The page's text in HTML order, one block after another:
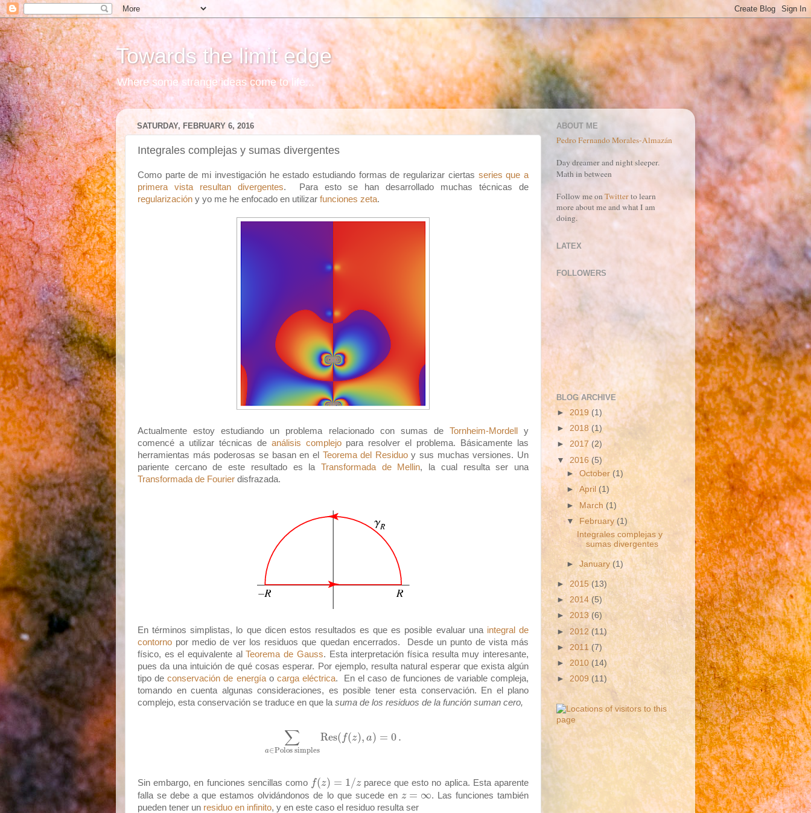
Towards the limit edge
Where some strange ideas come to life...
SATURDAY, FEBRUARY 6, 2016
Integrales complejas y sumas divergentes
Como parte de mi investigación he estado estudiando formas de regularizar ciertas series que a
primera vista resultan divergentes. Para esto se han desarrollado muchas técnicas de
regularización y yo me he enfocado en utilizar funciones zeta.
Actualmente estoy estudiando un problema relacionado con sumas de Tornheim-Mordell
y
comencé a utilizar técnicas de análisis complejopara resolver el problema. Básicamente las
herramientas más poderosas se basan en el Teorema del Residuoy sus muchas versiones. Un
pariente cercano de este resultado es la Transformada de Mellin, la cual resulta ser una
Transformada de Fourier disfrazada.
En términos simplistas, lo que dicen estos resultados es que es posible evaluar una integral de
contorno por medio de ver los residuos que quedan encerrados. Desde un punto de vista más
físico, es el equivalente alTeorema de Gauss. Esta interpretación física resulta muy interesante,
pues da una intuición de qué cosas esperar. Por ejemplo, resulta natural esperar que exista algún
tipo deconservación de energíao carga eléctrica. En el caso de funciones de variable compleja,
tomando en cuenta algunas consideraciones, es posible tener esta conservación. En el plano
complejo, esta conservación se traduce en que la suma de los residuos de la función suman cero,
∑
a∈Polos simples
Res( f(z), a) = 0 .
Sin embargo, en funciones sencillas como f(z) = 1/zparece que esto no aplica. Esta aparente
falla se debe a que estamos olvidándonos de lo que sucede en z = ∞. Las funciones también
pueden tener un residuo en infinito, y en este caso el residuo resulta ser
ABOUT ME
Pedro Fernando Morales-Almazán
Day dreamer and night sleeper.
Math in between
Follow me onTwitterto learn
more about me and what I am
doing.
LATEX
FOLLOWERS
BLOG ARCHIVE
►2019 (1)
► 2018 (1)
► 2017(2)
▼ 2016 (5)
►October (1)
►April(1)
► March (1)
▼ February (1)
Integrales complejas y
sumas divergentes
►January(1)
►2015(13)
►2014(5)
►2013 (6)
►2012(11)
►2011 (7)
►2010 (14)
► 2009 (11)